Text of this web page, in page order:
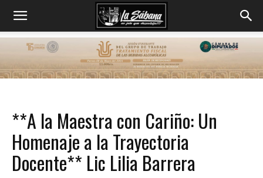
**A la Maestra con Cariño: Un
Homenaje a la Trayectoria
Docente** Lic Lilia Barrera